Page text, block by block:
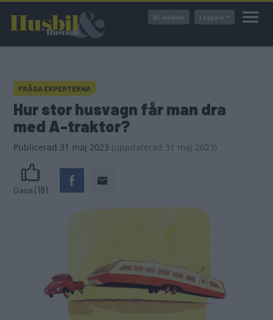
huvudinnehåll
Bli medlem Logga in
FRÅGA EXPERTERNA
Hur stor husvagn får man dra
med A-traktor?
Publicerad 31 maj 2023 (uppdaterad 31 maj 2023)
Gasa (18)